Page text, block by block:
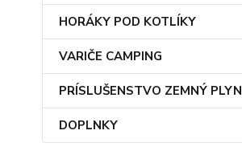
HORÁKY POD KOTLÍKY
VARIČE CAMPING
PRÍSLUŠENSTVO ZEMNÝ PLYN
DOPLNKY